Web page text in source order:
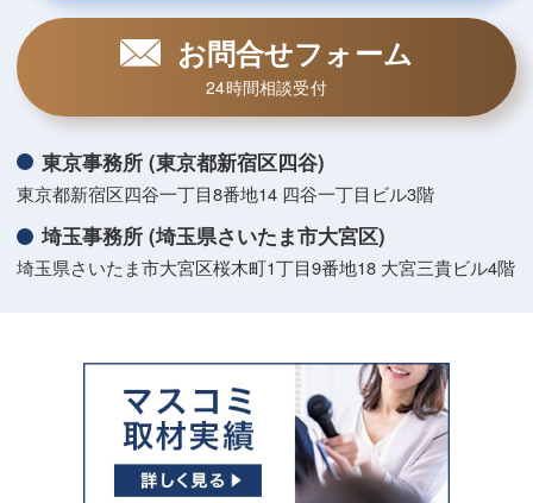
お問合せフォーム
24時間相談受付
東京事務所 (東京都新宿区四谷)
東京都新宿区四谷一丁目8番地14 四谷一丁目ビル3階
埼玉事務所 (埼玉県さいたま市大宮区)
埼玉県さいたま市大宮区桜木町1丁目9番地18 大宮三貴ビル4階